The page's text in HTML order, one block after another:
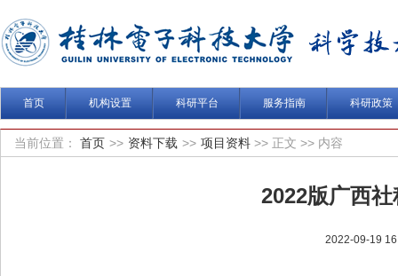
首页 机构设置 科研平台 服务指南 科研政策
当前位置： 首页 >> 资料下载 >> 项目资料 >> 正文 >> 内容
2022版广西
2022-09-19